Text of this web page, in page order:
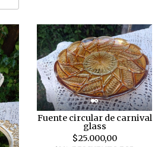
Fuente circular de carnival
glass
$25.000,00